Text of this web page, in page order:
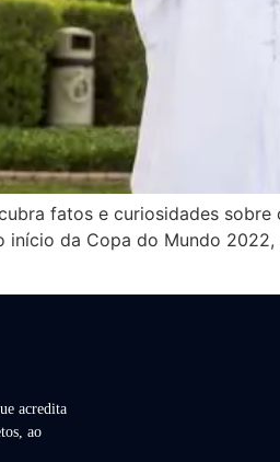
fatos e curiosidades
da Copa do Mundo
acredita
ao